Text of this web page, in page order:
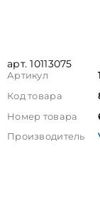
арт. 10113075
Артикул
Код товара
Номер товара
Производитель